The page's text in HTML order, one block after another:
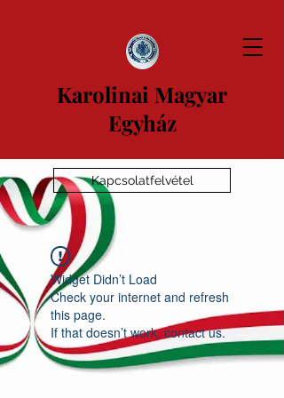
Karolinai Magyar
Egyház
Kapcsolatfelvétel
Widget Didn’t Load
Check your internet and refresh
this page.
If that doesn’t work, contact us.